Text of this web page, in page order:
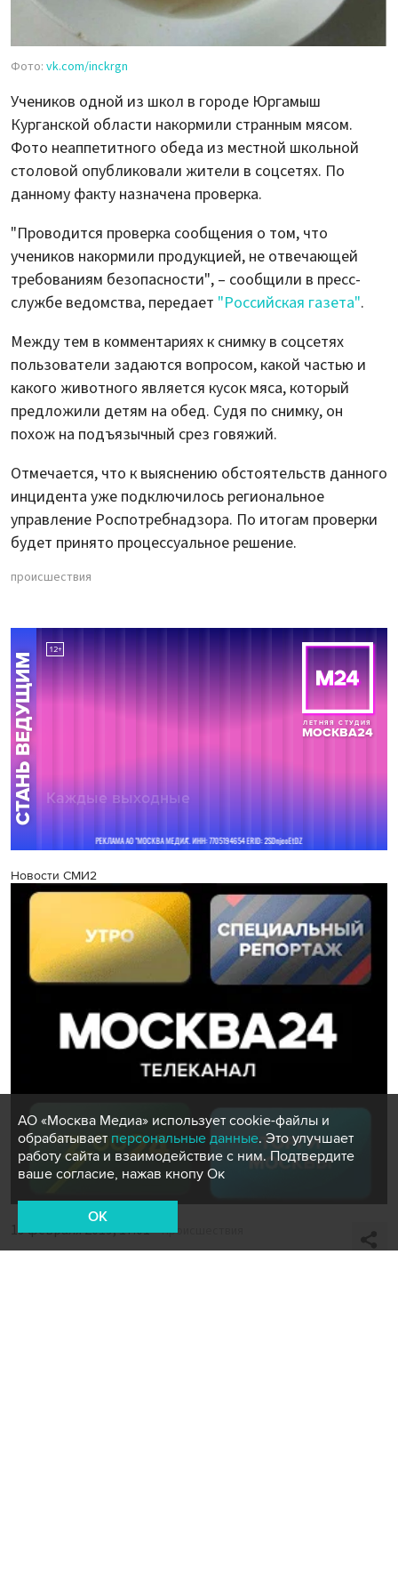
Фото: vk.com/inckrgn
Учеников одной из школ в городе Юргамыш
Курганской области накормили странным мясом.
Фото неаппетитного обеда из местной школьной
столовой опубликовали жители в соцсетях. По
данному факту назначена проверка.
"Проводится проверка сообщения о том, что
учеников накормили продукцией, не отвечающей
требованиям безопасности", – сообщили в пресс-
службе ведомства, передает "Российская газета".
Между тем в комментариях к снимку в соцсетях
пользователи задаются вопросом, какой частью и
какого животного является кусок мяса, который
предложили детям на обед. Судя по снимку, он
похож на подъязычный срез говяжий.
Отмечается, что к выяснению обстоятельств данного
инцидента уже подключилось региональное
управление Роспотребнадзора. По итогам проверки
будет принято процессуальное решение.
происшествия
Новости СМИ2
19 февраля 2019, 17:01 Происшествия
АО «Москва Медиа» использует cookie-файлы и
обрабатывает персональные данные. Это улучшает
работу сайта и взаимодействие с ним. Подтвердите
ваше согласие, нажав кнопу Ок
OK